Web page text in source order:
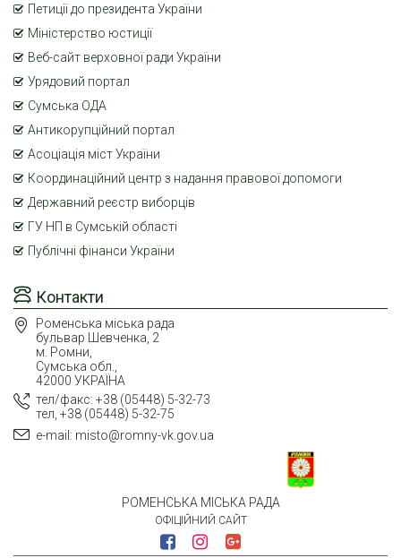
РОМЕНСЬКА МІСЬКА РАДА
ОФІЦІЙНИЙ САЙТ
Контакти
Роменська міська рада
бульвар Шевченка, 2
м. Ромни,
Сумська обл.,
42000 УКРАЇНА
тел/факс: +38 (05448) 5-32-73
тел, +38 (05448) 5-32-75
e-mail: misto@romny-vk.gov.ua
Петиції до президента України
Міністерство юстиції
Веб-сайт верховної ради України
Урядовий портал
Сумська ОДА
Антикорупційний портал
Асоціація міст України
Координаційний центр з надання правової допомоги
Державний реєстр виборців
ГУ НП в Сумській області
Публічні фінанси України